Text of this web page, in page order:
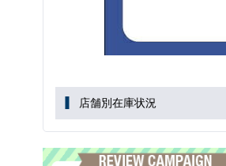
店舗別在庫状況